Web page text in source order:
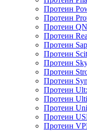
Протеин
Протеин
Протеин
Протеин
Протеин
Протеин
Протеин
Протеин
Протеин
Протеин
Протеин
Протеин
Протеин
Протеин